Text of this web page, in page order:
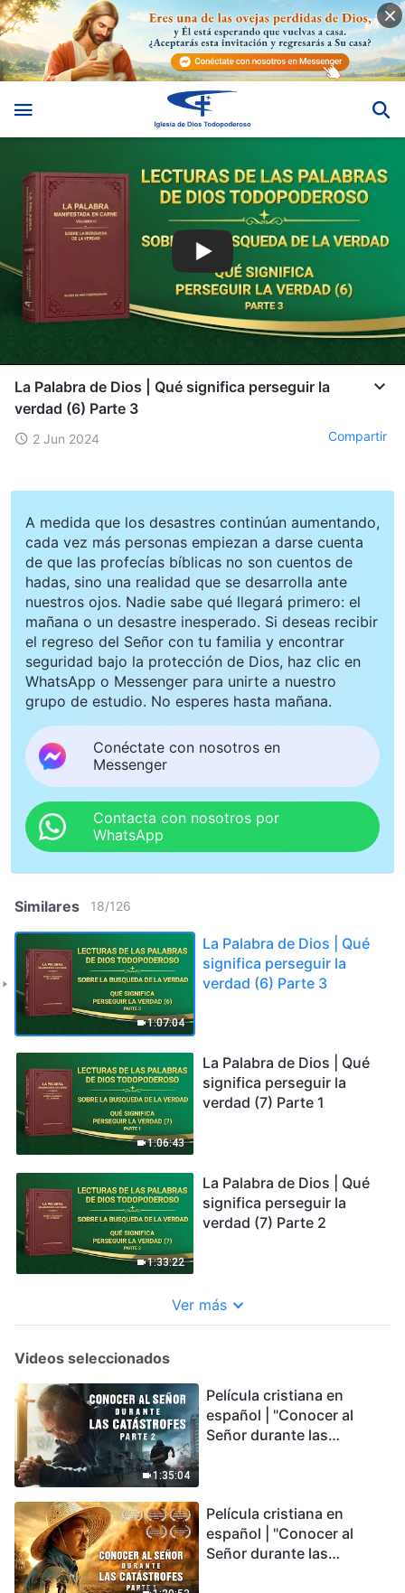
La Palabra de Dios | Qué significa perseguir la
verdad (6) Parte 3
2 Jun 2024 Compartir
A medida que los desastres continúan aumentando,
cada vez más personas empiezan a darse cuenta
de que las profecías bíblicas no son cuentos de
hadas, sino una realidad que se desarrolla ante
nuestros ojos. Nadie sabe qué llegará primero: el
mañana o un desastre inesperado. Si deseas recibir
el regreso del Señor con tu familia y encontrar
seguridad bajo la protección de Dios, haz clic en
WhatsApp o Messenger para unirte a nuestro
grupo de estudio. No esperes hasta mañana.
Conéctate con nosotros en
Messenger
Contacta con nosotros por
WhatsApp
Similares 18/126
1:07:04
La Palabra de Dios | Qué
significa perseguir la
verdad (6) Parte 3
1:06:43
La Palabra de Dios | Qué
significa perseguir la
verdad (7) Parte 1
1:33:22
La Palabra de Dios | Qué
significa perseguir la
verdad (7) Parte 2
Ver más
Videos seleccionados
1:35:04
Película cristiana en
español | "Conocer al
Señor durante las
podemos sobrevivir?
Película cristiana en
español | "Conocer al
Señor durante las